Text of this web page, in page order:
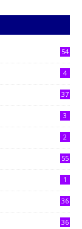
54
4
37
3
2
55
1
36
36